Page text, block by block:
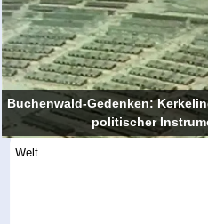
Buchenwald-Gedenken:
politischer
Welt